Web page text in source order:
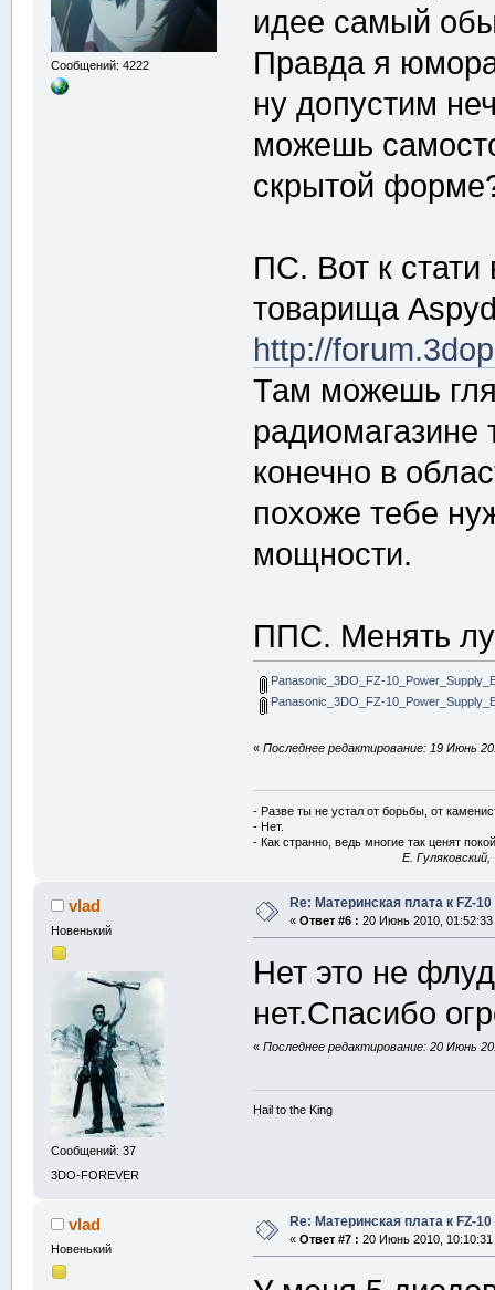
Сообщений: 4222
идее самый
Правда я
ну допустим
можешь
скрытой
ПС. Вот к стати
товарища
http://
Там можешь
радиомагазине
конечно в
похоже тебе
мощности.
ППС. Менять
Panasonic_3DO_FZ-
Panasonic_3DO_FZ-
«Последнее редактирование: 19 Июнь
- Разве ты не устал от борьбы, от
- Нет.
- Как странно, ведь многие так ценят
E.
vlad
Новенький
Сообщений: 37
3DO-FOREVER
Re: Материнская плата к FZ-10
« Ответ #6 : 20 Июнь 2010, 01:52:33
Нет это не
нет.Спасибо
«Последнее редактирование: 20 Июнь
Hail to the King
vlad
Новенький
Re: Материнская плата к FZ-10
« Ответ #7 : 20 Июнь 2010, 10:10:31